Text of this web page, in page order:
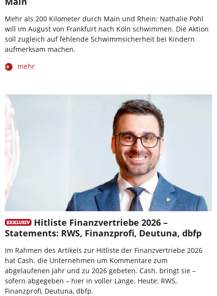
Mehr als 200 Kilometer durch Main und Rhein: Nathalie Pohl
will im August von Frankfurt nach Köln schwimmen. Die Aktion
soll zugleich auf fehlende Schwimmsicherheit bei Kindern
aufmerksam machen.
mehr
Hitliste Finanzvertriebe 2026 –
Statements: RWS, Finanzprofi, Deutuna, dbfp
Im Rahmen des Artikels zur Hitliste der Finanzvertriebe 2026
hat Cash. die Unternehmen um Kommentare zum
abgelaufenen Jahr und zu 2026 gebeten. Cash. bringt sie –
sofern abgegeben – hier in voller Länge. Heute: RWS,
Finanzprofi, Deutuna, dbfp.